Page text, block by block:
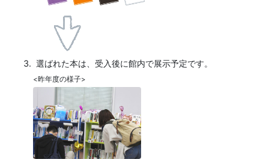
3. 選ばれた本は、受入後に館内で展示予定です。
<昨年度の様子>